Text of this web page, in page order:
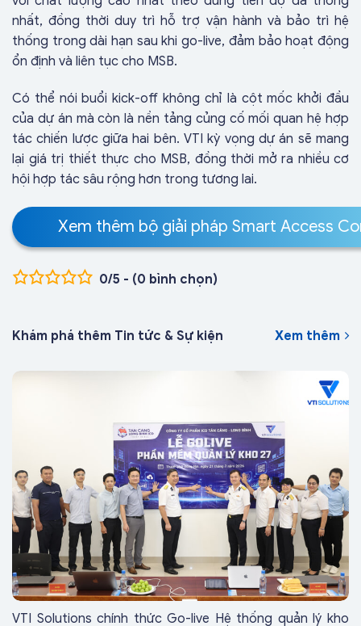
nhất, đồng thời duy trì hỗ trợ vận hành và bảo trì hệ
thống trong dài hạn sau khi go-live, đảm bảo hoạt động
ổn định và liên tục cho MSB.
Có thể nói buổi kick-off không chỉ là cột mốc khởi đầu
của dự án mà còn là nền tảng củng cố mối quan hệ hợp
tác chiến lược giữa hai bên. VTI kỳ vọng dự án sẽ mang
lại giá trị thiết thực cho MSB, đồng thời mở ra nhiều cơ
hội hợp tác sâu rộng hơn trong tương lai.
Xem thêm bộ giải pháp Smart Access
0/5 - (0 bình chọn)
Khám phá thêm Tin tức & Sự kiện Xem thêm
VTI Solutions chính thức Go-live Hệ thống quản lý kho